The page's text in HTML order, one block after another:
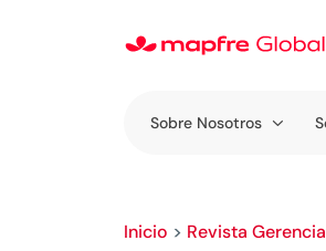
Sobre Nosotros
Inicio > Revista